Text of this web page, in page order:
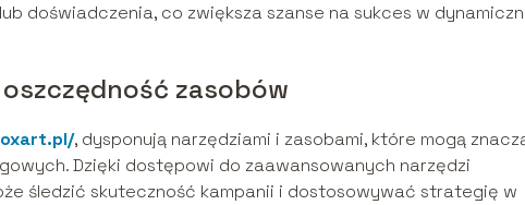
doświadczenia, co zwiększa szanse na sukces w
zasobów
, dysponują narzędziami i zasobami, które mogą
Dzięki dostępowi do zaawansowanych narzędzi
śledzić skuteczność kampanii i dostosowywać strategię w